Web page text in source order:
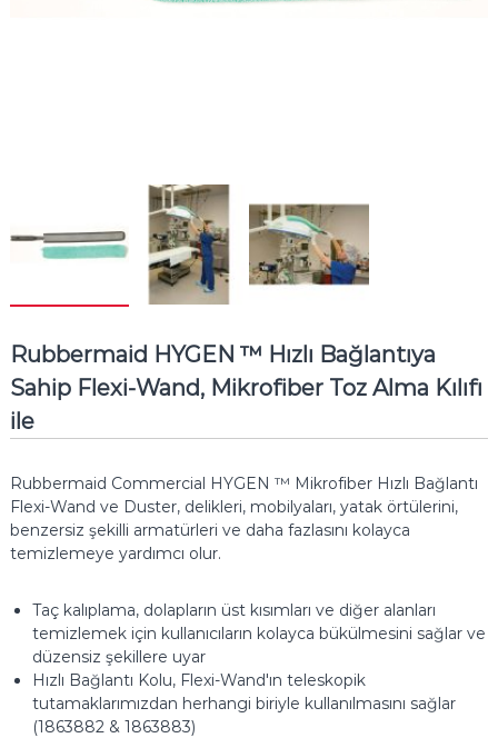
Rubbermaid HYGEN ™ Hızlı Bağlantıya
Sahip Flexi-Wand, Mikrofiber Toz Alma Kılıfı
ile
Rubbermaid Commercial HYGEN ™ Mikrofiber Hızlı Bağlantı
Flexi-Wand ve Duster, delikleri, mobilyaları, yatak örtülerini,
benzersiz şekilli armatürleri ve daha fazlasını kolayca
temizlemeye yardımcı olur.
Taç kalıplama, dolapların üst kısımları ve diğer alanları
temizlemek için kullanıcıların kolayca bükülmesini sağlar ve
düzensiz şekillere uyar
Hızlı Bağlantı Kolu, Flexi-Wand'ın teleskopik
tutamaklarımızdan herhangi biriyle kullanılmasını sağlar
(1863882 & 1863883)